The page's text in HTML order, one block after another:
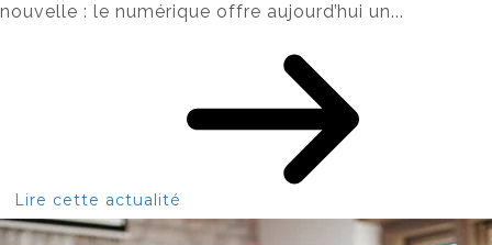
nouvelle : le numérique offre aujourd’hui un...
Lire cette actualité